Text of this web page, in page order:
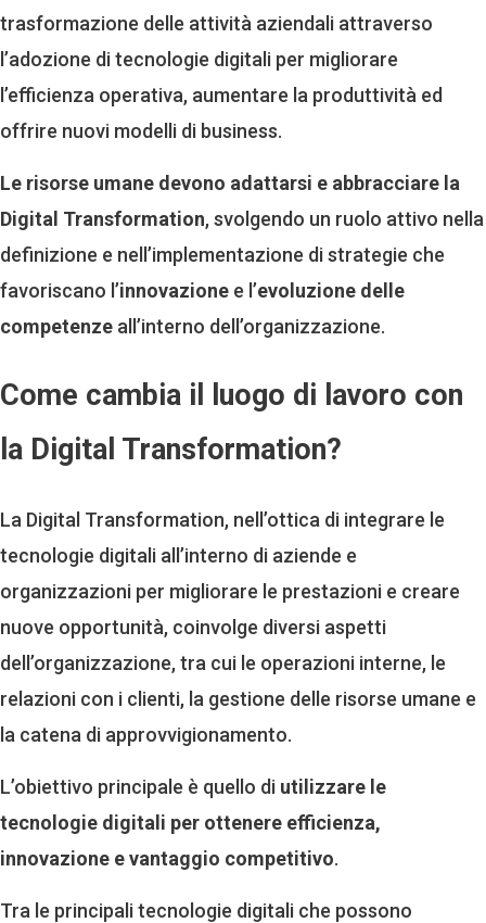
trasformazione delle attività aziendali attraverso
l’adozione di tecnologie digitali per migliorare
l’efficienza operativa, aumentare la produttività ed
offrire nuovi modelli di business.
Le risorse umane devono adattarsi e abbracciare la
Digital Transformation, svolgendo un ruolo attivo nella
definizione e nell’implementazione di strategie che
favoriscano l’innovazione e l’evoluzione delle
competenze all’interno dell’organizzazione.
Come cambia il luogo di lavoro con
la Digital Transformation?
La Digital Transformation, nell’ottica di integrare le
tecnologie digitali all’interno di aziende e
organizzazioni per migliorare le prestazioni e creare
nuove opportunità, coinvolge diversi aspetti
dell’organizzazione, tra cui le operazioni interne, le
relazioni con i clienti, la gestione delle risorse umane e
la catena di approvvigionamento.
L’obiettivo principale è quello di utilizzare le
tecnologie digitali per ottenere efficienza,
innovazione e vantaggio competitivo.
Tra le principali tecnologie digitali che possono